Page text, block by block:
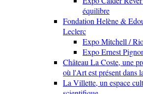
équilibre
Fondation Helène &
Leclerc
Expo Mitchell /
Expo Ernest
Château La Coste, une
où l'Art est présent dans
La Villette, un espace